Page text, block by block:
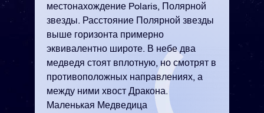
местонахождение Polaris, Полярной
звезды. Расстояние Полярной звезды
выше горизонта примерно
эквивалентно широте. В небе два
медведя стоят вплотную, но смотрят в
противоположных направлениях, а
между ними хвост Дракона.
Маленькая Медведица